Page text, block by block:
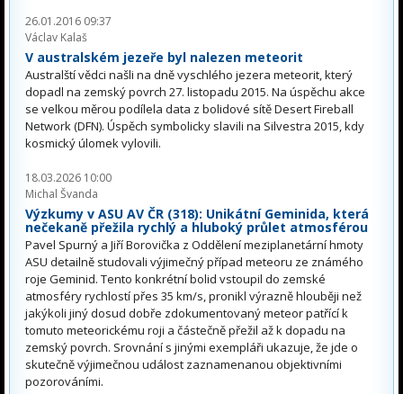
26.01.2016 09:37
Václav Kalaš
V australském jezeře byl nalezen meteorit
Australští vědci našli na dně vyschlého jezera meteorit, který
dopadl na zemský povrch 27. listopadu 2015. Na úspěchu akce
se velkou měrou podílela data z bolidové sítě Desert Fireball
Network (DFN). Úspěch symbolicky slavili na Silvestra 2015, kdy
kosmický úlomek vylovili.
18.03.2026 10:00
Michal Švanda
Výzkumy v ASU AV ČR (318): Unikátní Geminida, která
nečekaně přežila rychlý a hluboký průlet atmosférou
Pavel Spurný a Jiří Borovička z Oddělení meziplanetární hmoty
ASU detailně studovali výjimečný případ meteoru ze známého
roje Geminid. Tento konkrétní bolid vstoupil do zemské
atmosféry rychlostí přes 35 km/s, pronikl výrazně hlouběji než
jakýkoli jiný dosud dobře zdokumentovaný meteor patřící k
tomuto meteorickému roji a částečně přežil až k dopadu na
zemský povrch. Srovnání s jinými exempláři ukazuje, že jde o
skutečně výjimečnou událost zaznamenanou objektivními
pozorováními.